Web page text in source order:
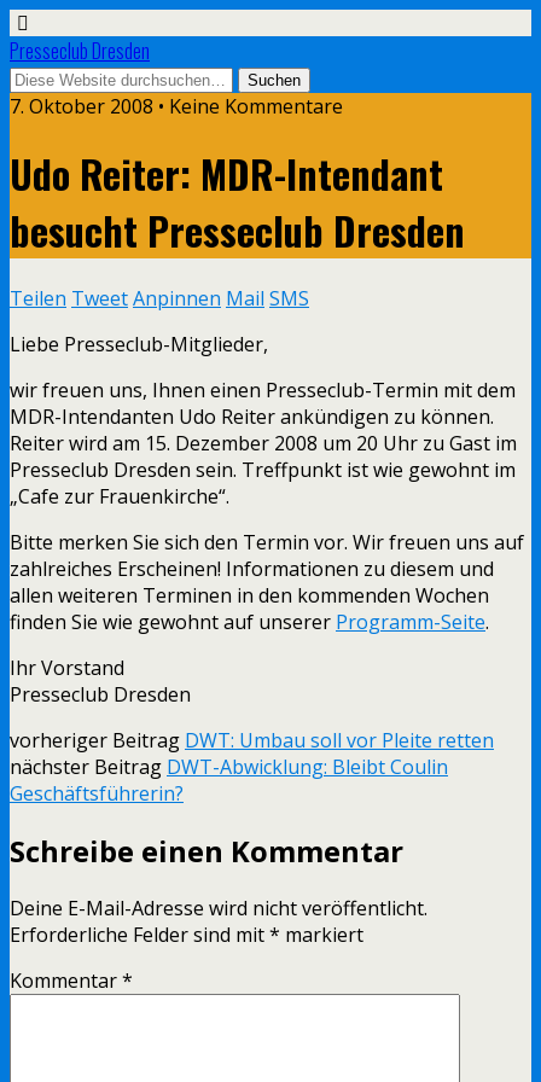
Presseclub Dresden
7. Oktober 2008 • Keine Kommentare
Udo Reiter: MDR-Intendant
besucht Presseclub Dresden
Teilen TweetAnpinnen Mail SMS
Liebe Presseclub-Mitglieder,
wir freuen uns, Ihnen einen Presseclub-Termin mit dem
MDR-Intendanten Udo Reiter ankündigen zu können.
Reiter wird am 15. Dezember 2008 um 20 Uhr zu Gast im
Presseclub Dresden sein. Treffpunkt ist wie gewohnt im
„Cafe zur Frauenkirche“.
Bitte merken Sie sich den Termin vor. Wir freuen uns auf
zahlreiches Erscheinen! Informationen zu diesem und
allen weiteren Terminen in den kommenden Wochen
finden Sie wie gewohnt auf unserer Programm-Seite.
Ihr Vorstand
Presseclub Dresden
vorheriger Beitrag DWT: Umbau soll vor Pleite retten
nächster Beitrag DWT-Abwicklung: Bleibt Coulin
Geschäftsführerin?
Schreibe einen Kommentar
Deine E-Mail-Adresse wird nicht veröffentlicht.
Erforderliche Felder sind mit* markiert
Kommentar*